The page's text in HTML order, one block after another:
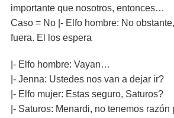
importante que nosotros, entonces…
Caso = No |- Elfo hombre: No
fuera. El los espera
|- Elfo hombre: Vayan…
|- Jenna: Ustedes nos van a dejar ir?
|- Elfo mujer: Estas seguro, Saturos?
|- Saturos: Menardi, no tenemos razón